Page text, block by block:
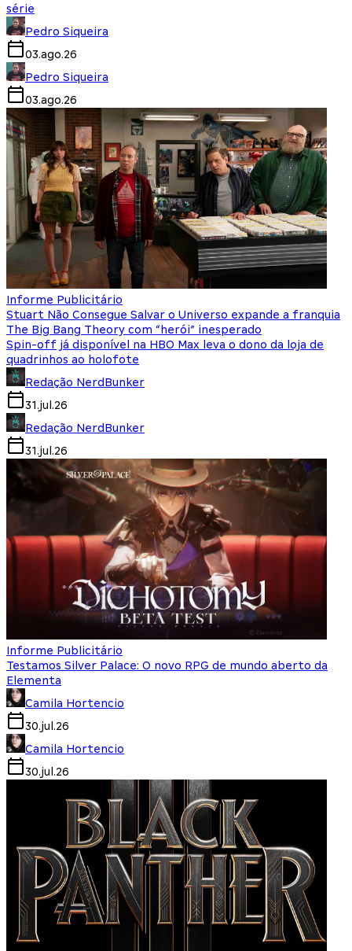
série
Pedro Siqueira
03.ago.26
Pedro Siqueira
03.ago.26
Informe Publicitário
Stuart Não Consegue Salvar o Universo expande a franquia
The Big Bang Theory com “herói” inesperado
Spin-off já disponível na HBO Max leva o dono da loja de
quadrinhos ao holofote
Redação NerdBunker
31.jul.26
Redação NerdBunker
31.jul.26
Informe Publicitário
Testamos Silver Palace: O novo RPG de mundo aberto da
Elementa
Camila Hortencio
30.jul.26
Camila Hortencio
30.jul.26